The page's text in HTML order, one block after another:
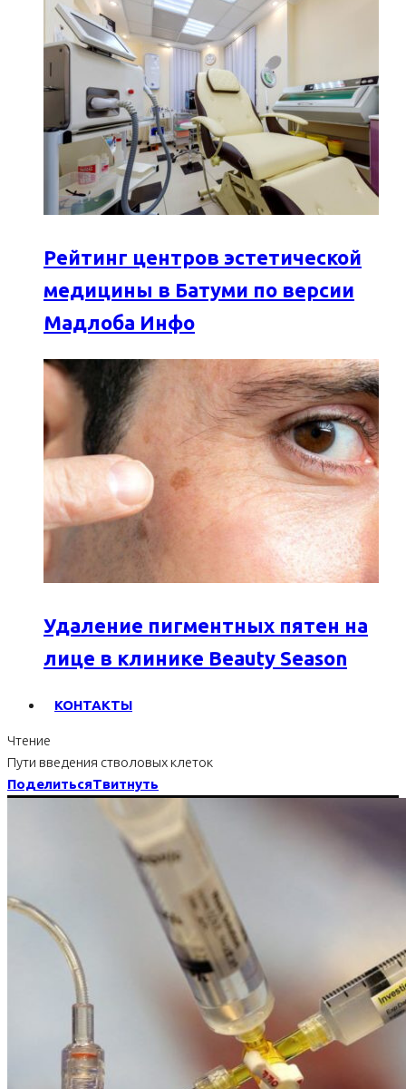
Рейтинг центров эстетической
медицины в Батуми по версии
Мадлоба Инфо
Удаление пигментных пятен на
лице в клинике Beauty Season
КОНТАКТЫ
Чтение
Пути введения стволовых клеток
ПоделитьсяТвитнуть